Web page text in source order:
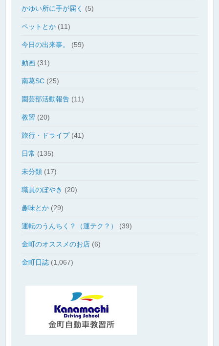
かゆい所に手が届く (5)
ペットとか (11)
今日の出来事。 (59)
動画 (31)
南葛SC (25)
園芸部活動報告 (11)
教習 (20)
旅行・ドライブ (41)
日常 (135)
未分類 (17)
職員のぼやき (20)
趣味とか (29)
運転のうんちく？（運テク？） (39)
金町のオススメのお店 (6)
金町日誌 (1,067)